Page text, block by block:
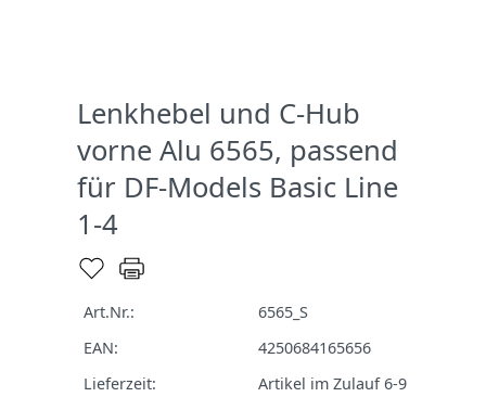
Lenkhebel und C-Hub
vorne Alu 6565, passend
für DF-Models Basic Line
1-4
Art.Nr.:
6565_S
EAN:
4250684165656
Lieferzeit:
Artikel im Zulauf 6-9